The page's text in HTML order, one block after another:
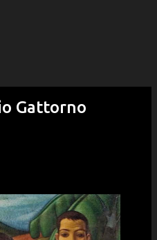
contactarnos por
gusto le
Gattorno